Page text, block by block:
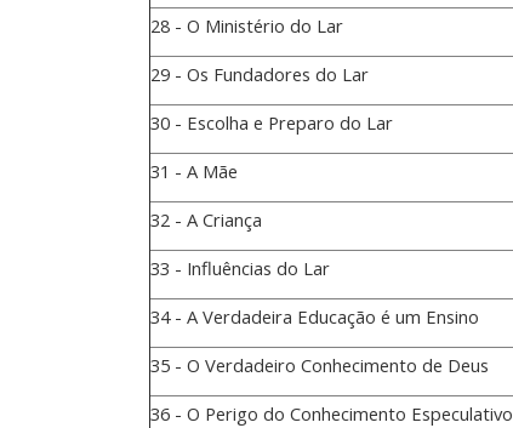
28 - O Ministério do Lar
29 - Os Fundadores do Lar
30 - Escolha e Preparo do Lar
31 - A Mãe
32 - A Criança
33 - Influências do Lar
34 - A Verdadeira Educação é um Ensino
35 - O Verdadeiro Conhecimento de Deus
36 - O Perigo do Conhecimento Especulativo